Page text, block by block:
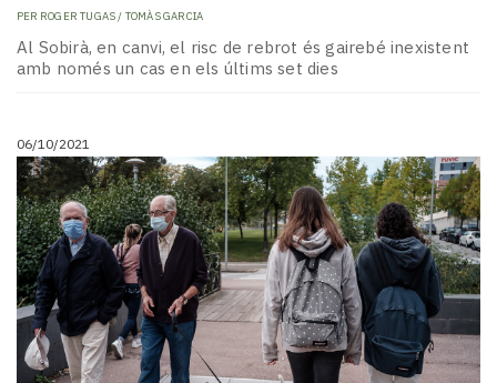
PER ROGER TUGAS / TOMÀS GARCIA
Al Sobirà, en canvi, el risc de rebrot és gairebé inexistent
amb només un cas en els últims set dies
06/10/2021